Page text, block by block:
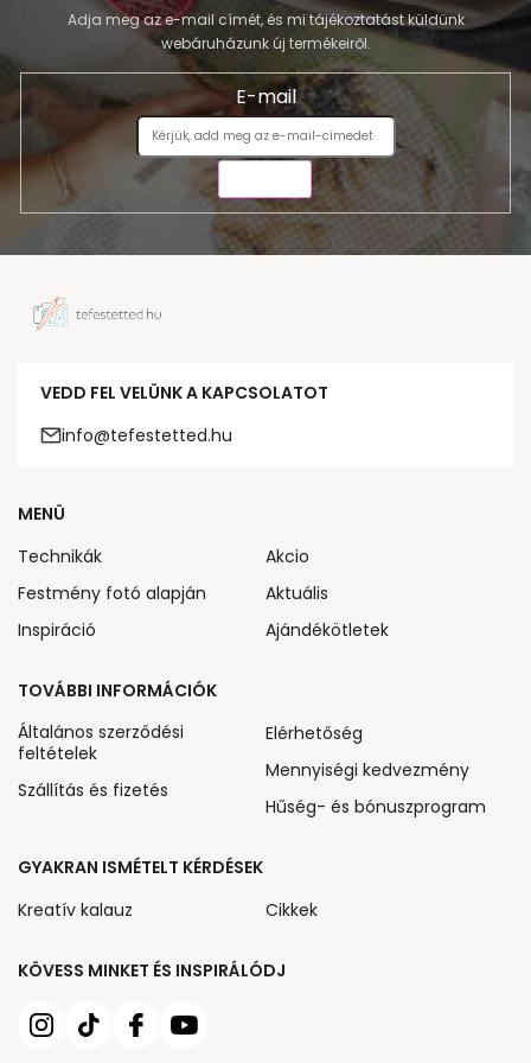
Adja meg az e-mail címét, és mi tájékoztatást küldünk
webáruházunk új termékeiről.
E-mail
VEDD FEL VELÜNK A KAPCSOLATOT
info@tefestetted.hu
KÖVESS MINKET ÉS INSPIRÁLÓDJ
MENÜ
Technikák
Festmény fotó alapján
Inspiráció
Akcio
Aktuális
Ajándékötletek
TOVÁBBI INFORMÁCIÓK
Általános szerződési
feltételek
Szállítás és fizetés
Elérhetőség
Mennyiségi kedvezmény
Hűség- és bónuszprogram
GYAKRAN ISMÉTELT KÉRDÉSEK
Kreatív kalauz
Cikkek